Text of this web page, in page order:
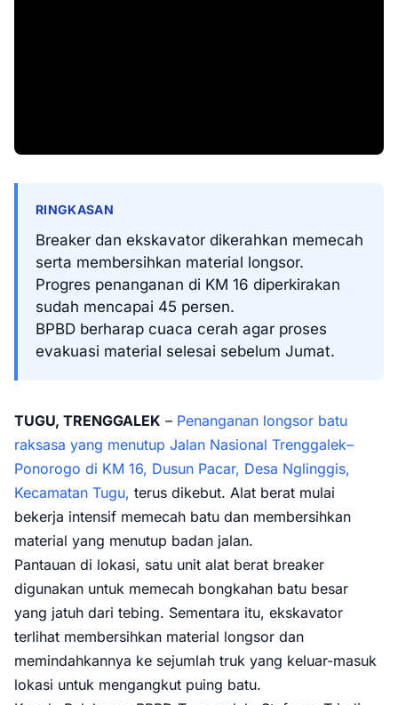
RINGKASAN
Breaker dan ekskavator dikerahkan memecah
serta membersihkan material longsor.
Progres penanganan di KM 16 diperkirakan
sudah mencapai 45 persen.
BPBD berharap cuaca cerah agar proses
evakuasi material selesai sebelum Jumat.
TUGU, TRENGGALEK – Penanganan longsor batu
raksasa yang menutup Jalan Nasional Trenggalek–
Ponorogo di KM 16, Dusun Pacar, Desa Nglinggis,
Kecamatan Tugu, terus dikebut. Alat berat mulai
bekerja intensif memecah batu dan membersihkan
material yang menutup badan jalan.
Pantauan di lokasi, satu unit alat berat breaker
digunakan untuk memecah bongkahan batu besar
yang jatuh dari tebing. Sementara itu, ekskavator
terlihat membersihkan material longsor dan
memindahkannya ke sejumlah truk yang keluar-masuk
lokasi untuk mengangkut puing batu.